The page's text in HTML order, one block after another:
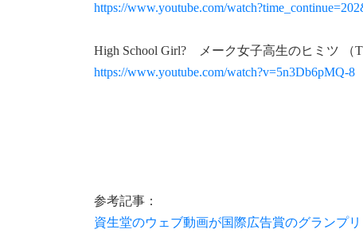
https://www.youtube.com/
High School Girl? メーク女子高生のヒミツ （
https://www.youtube.com/watch?v=5n3Db6pMQ-8
参考記事：
資生堂のウェブ動画が国際広告賞のグランプ